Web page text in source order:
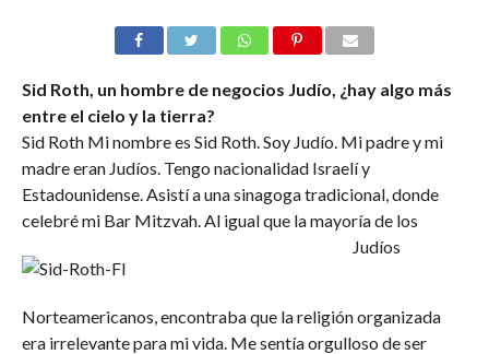
Sid Roth, un hombre de negocios Judío, ¿hay algo más
entre el cielo y la tierra?
Sid Roth Mi nombre es Sid Roth. Soy Judío. Mi padre y mi
madre eran Judíos. Tengo nacionalidad Israelí y
Estadounidense. Asistí a una sinagoga tradicional, donde
celebré mi Bar Mitzvah. Al igual que la mayoría de los
Judíos
Norteamericanos, encontraba que la religión organizada
era irrelevante para mi vida. Me sentía orgulloso de ser